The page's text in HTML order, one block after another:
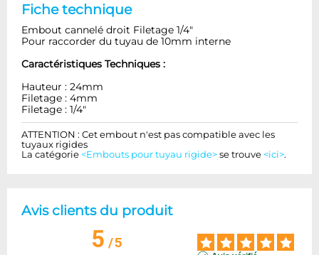
Fiche technique
Embout cannelé droit Filetage 1/4"
Pour raccorder du tuyau de 10mm interne
Caractéristiques Techniques :
Hauteur : 24mm
Filetage : 4mm
Filetage : 1/4"
ATTENTION : Cet embout n'est pas compatible avec les
tuyaux rigides
La catégorie <Embouts pour tuyau rigide> se trouve <ici>.
Avis clients du produit
5/5